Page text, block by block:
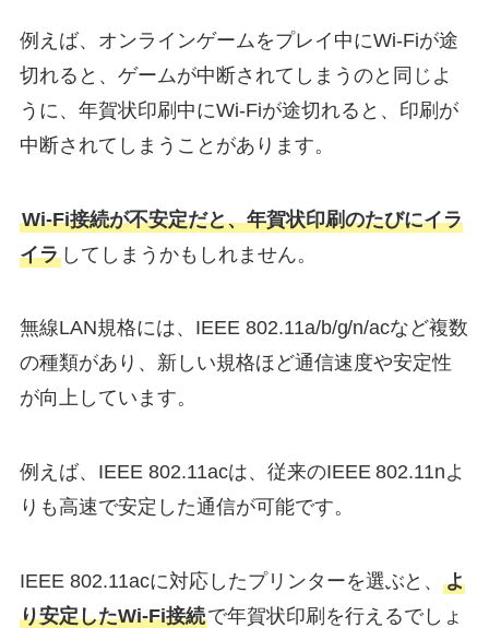
例えば、オンラインゲームをプレイ中にWi-Fiが途
切れると、ゲームが中断されてしまうのと同じよ
うに、年賀状印刷中にWi-Fiが途切れると、印刷が
中断されてしまうことがあります。
Wi-Fi接続が不安定だと、年賀状印刷のたびにイラ
イラしてしまうかもしれません。
無線LAN規格には、IEEE 802.11a/b/g/n/acなど複数
の種類があり、新しい規格ほど通信速度や安定性
が向上しています。
例えば、IEEE 802.11acは、従来のIEEE 802.11nよ
りも高速で安定した通信が可能です。
IEEE 802.11acに対応したプリンターを選ぶと、よ
り安定したWi-Fi接続で年賀状印刷を行えるでしょ